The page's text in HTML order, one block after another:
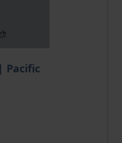
Pacific
sich nach der